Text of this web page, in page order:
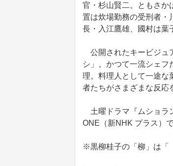
官・杉山賢二。ともさか
置は炊場勤務の受刑者・
長・入江鷹雄、國村は葉
公開されたキービジュ
シ」。かつて一流シェ
理。料理人として一途な
者たちがさまざまな反応
土曜ドラマ『ムショラ
ONE（新NHK プラス）
※黒柳桂子の「柳」は「